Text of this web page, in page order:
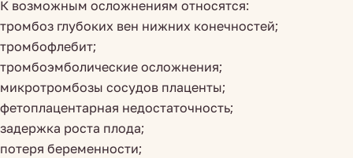
К возможным осложнениям относятся:
тромбоз глубоких вен нижних конечностей;
тромбофлебит;
тромбоэмболические осложнения;
микротромбозы сосудов плаценты;
фетоплацентарная недостаточность;
задержка роста плода;
потеря беременности;